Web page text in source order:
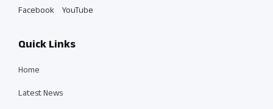
Facebook YouTube
Quick Links
Home
Latest News